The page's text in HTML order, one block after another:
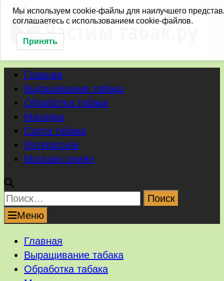
Перейти
содержимому
Главная
Выращивание табака
Обработка табака
Махорка
Сорта табака
Интересное
Магазин семян
Найти:
Меню
Главная
Выращивание табака
Обработка табака
Мы используем cookie-файлы для наилучшего
соглашаетесь с использованием cookie-файлов.
Принять